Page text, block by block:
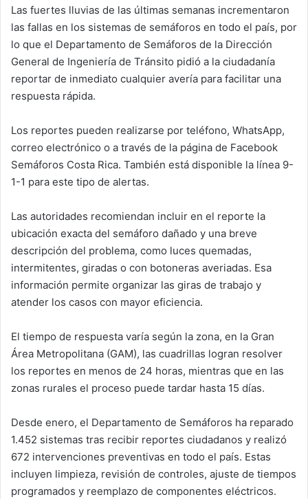
Las fuertes lluvias de las últimas semanas incrementaron
las fallas en los sistemas de semáforos en todo el país, por
lo que el Departamento de Semáforos de la Dirección
General de Ingeniería de Tránsito pidió a la ciudadanía
reportar de inmediato cualquier avería para facilitar una
respuesta rápida.
Los reportes pueden realizarse por teléfono, WhatsApp,
correo electrónico o a través de la página de Facebook
Semáforos Costa Rica. También está disponible la línea 9-
1-1 para este tipo de alertas.
Las autoridades recomiendan incluir en el reporte la
ubicación exacta del semáforo dañado y una breve
descripción del problema, como luces quemadas,
intermitentes, giradas o con botoneras averiadas. Esa
información permite organizar las giras de trabajo y
atender los casos con mayor eficiencia.
El tiempo de respuesta varía según la zona, en la Gran
Área Metropolitana (GAM), las cuadrillas logran resolver
los reportes en menos de 24 horas, mientras que en las
zonas rurales el proceso puede tardar hasta 15 días.
Desde enero, el Departamento de Semáforos ha reparado
1.452 sistemas tras recibir reportes ciudadanos y realizó
672 intervenciones preventivas en todo el país. Estas
incluyen limpieza, revisión de controles, ajuste de tiempos
programados y reemplazo de componentes eléctricos.